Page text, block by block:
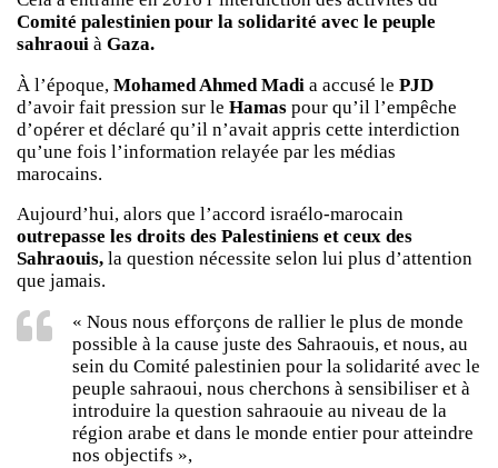
Comité palestinien pour la solidarité avec le peuple
sahraoui à Gaza.
À l’époque, Mohamed Ahmed Madi a accusé le PJD
d’avoir fait pression sur le Hamas pour qu’il l’empêche
d’opérer et déclaré qu’il n’avait appris cette interdiction
qu’une fois l’information relayée par les médias
marocains.
Aujourd’hui, alors que l’accord israélo-marocain
outrepasse les droits des Palestiniens et ceux des
Sahraouis, la question nécessite selon lui plus d’attention
que jamais.
« Nous nous efforçons de rallier le plus de monde
possible à la cause juste des Sahraouis, et nous, au
sein du Comité palestinien pour la solidarité avec le
peuple sahraoui, nous cherchons à sensibiliser et à
introduire la question sahraouie au niveau de la
région arabe et dans le monde entier pour atteindre
nos objectifs »,